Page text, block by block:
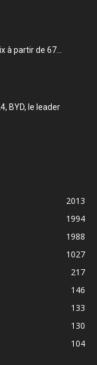
à partir de 67...
BYD, le leader
2013
1994
1988
1027
217
146
133
130
104